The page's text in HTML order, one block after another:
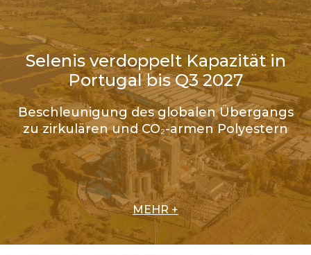
Selenis verdoppelt Kapazität in
Portugal bis Q3 2027
Beschleunigung des globalen Übergangs
zu zirkulären und CO₂-armen Polyestern
MEHR +